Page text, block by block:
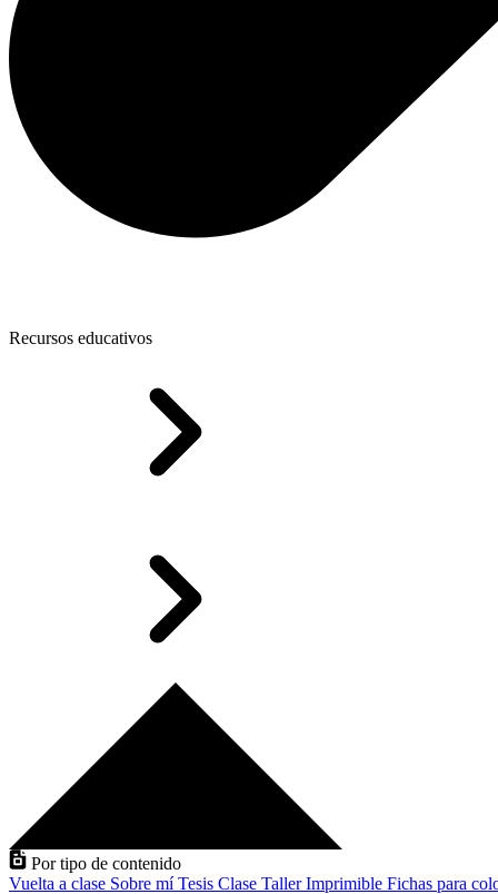
Recursos educativos
Por tipo de contenido
Vuelta a clase Sobre míTesis Clase TallerImprimible Fichas para